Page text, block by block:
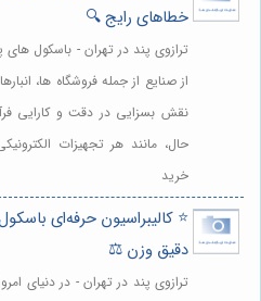
خطاهای رایج 🔍
ترازوی پند در تهران - باسکول های
از صنایع از جمله فروشگاه ها،
نقش بسزایی در دقت و کارایی
حال، مانند هر تجهیزات
خرید
⭐️ کالیبراسیون حرفه‌ای
دقیق وزن ⚖️
ترازوی پند در تهران - در دنیای